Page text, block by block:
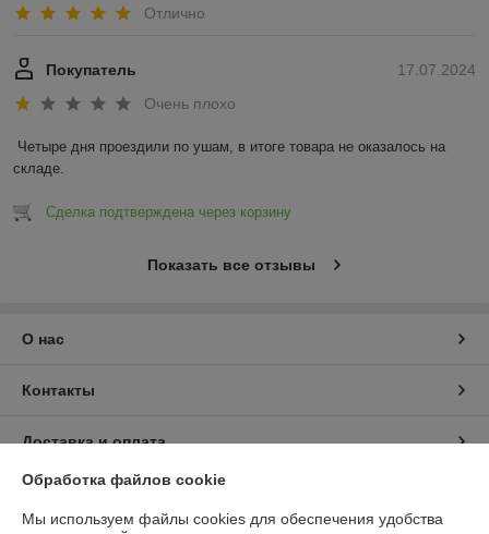
Отлично
17.07.2024
Покупатель
Очень плохо
Четыре дня проездили по ушам, в итоге товара не оказалось на
складе.
Сделка подтверждена через корзину
Показать все отзывы
О нас
Контакты
Доставка и оплата
График работы
Обработка файлов cookie
Мы используем файлы cookies для обеспечения удобства